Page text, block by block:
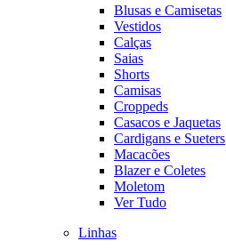
Blusas e Camisetas
Vestidos
Calças
Saias
Shorts
Camisas
Croppeds
Casacos e Jaquetas
Cardigans e Sueters
Macacões
Blazer e Coletes
Moletom
Ver Tudo
Linhas